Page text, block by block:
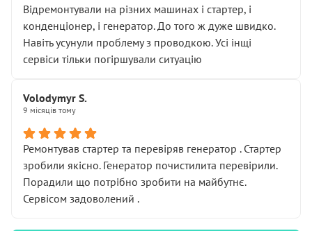
Відремонтували на різних машинах і стартер, і
конденціонер, і генератор. До того ж дуже швидко.
Навіть усунули проблему з проводкою. Усі інщі
сервіси тільки погіршували ситуацію
Volodymyr S.
9 місяців тому
Ремонтував стартер та перевіряв генератор . Стартер
зробили якісно. Генератор почистилита перевірили.
Порадили що потрібно зробити на майбутнє.
Сервісом задоволений .